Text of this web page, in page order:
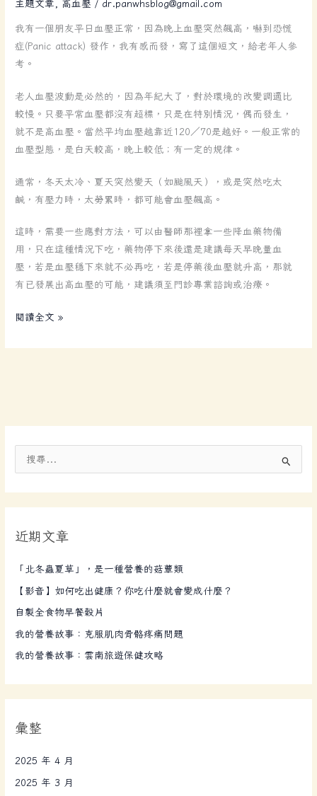
主題文章 高血壓 / dr.panwhsblog@gmail.com
我有一個朋友平日血壓正常，因為晚上血壓突然飆高，嚇到恐慌
症(Panic attack) 發作，我有感而發，寫了這個短文，給老年人參
考。
老人血壓波動是必然的，因為年紀大了，對於環境的改變調適比
較慢。只要平常血壓都沒有超標，只是在特別情況，偶而發生，
就不是高血壓。當然平均血壓越靠近120／70是越好。一般正常的
血壓型態，是白天較高，晚上較低；有一定的規律。
通常，冬天太冷、夏天突然變天（如颱風天），或是突然吃太
鹹，有壓力時，太勞累時，都可能會血壓飆高。
這時，需要一些應對方法，可以由醫師那裡拿一些降血藥物備
用，只在這種情況下吃，藥物停下來後還是建議每天早晚量血
壓，若是血壓穩下來就不必再吃，若是停藥後血壓就升高，那就
有已發展出高血壓的可能，建議須至門診專業諮詢或治療。
偶
平
常
心
待
見
招
招。
閱讀全文 »
字
近期文章
「北冬蟲夏草」，是一種營養的菇蕈類
【影音】如何吃出健康？你吃什麼就會變成什麼？
自製全食物早餐穀片
我的營養故事：克服肌肉骨骼疼痛問題
我的營養故事：雲南旅遊保健攻略
彙整
2025 年 4 月
2025 年 3 月